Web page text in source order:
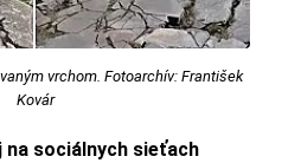
vrchom. Fotoarchív: František
Kovár
na sociálnych sieťach